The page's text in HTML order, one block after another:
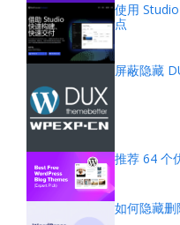
使用
点
屏蔽隐藏
推荐 64 个
如何隐藏